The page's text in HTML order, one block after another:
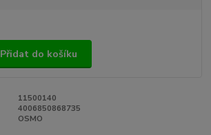
Přidat do košíku
11500140
4006850868735
OSMO